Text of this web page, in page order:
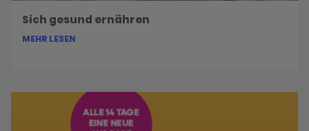
Sich gesund ernähren
MEHR LESEN